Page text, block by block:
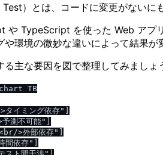
）とは、コードに変更がない
や TypeScript を使った Web アプ
や環境の微妙な違いによって結果
る主な要因を図で整理してみまし
TB
イミング依存"]
測不可能"]
>外部依存"]
依存"]